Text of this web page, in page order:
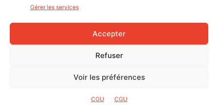
Gérer les services
Accepter
Refuser
Voir les préférences
CGU CGU
NOUS SUIVRE
© Bike Café - 2026